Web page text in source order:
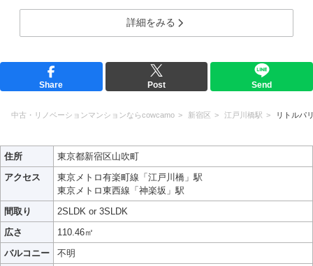
詳細をみる
Share Post Send
中古・リノベーションマンションならcowcamo 新宿区 江戸川橋駅 リトルパ
住所
東京都新宿区山吹町
アクセス
東京メトロ有楽町線「江戸川橋」駅
東京メトロ東西線「神楽坂」駅
間取り
2SLDK or 3SLDK
広さ
110.46㎡
バルコニー
不明